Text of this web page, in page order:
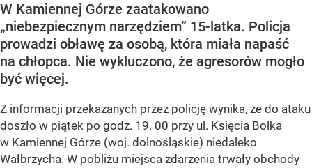
W Kamiennej Górze zaatakowano
„niebezpiecznym narzędziem” 15-latka. Policja
prowadzi obławę za osobą, która miała napaść
na chłopca. Nie wykluczono, że agresorów mogło
być więcej.
Z informacji przekazanych przez policję wynika, że do ataku
doszło w piątek po godz. 19. 00 przy ul. Księcia Bolka
w Kamiennej Górze (woj. dolnośląskie) niedaleko
Wałbrzycha. W pobliżu miejsca zdarzenia trwały obchody